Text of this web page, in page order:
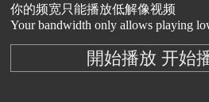
你的频宽只能播放低解像视频
Your bandwidth only allows playing
開始播放 开始